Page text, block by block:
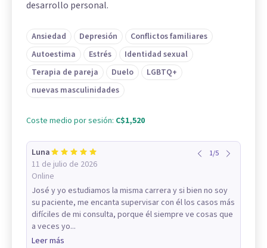
desarrollo personal.
Ansiedad Depresión
Conflictos familiares
Autoestima
Estrés
Identidad sexual
Terapia de pareja
Duelo
LGBTQ+
nuevas masculinidades
Coste medio por sesión: C$1,520
Luna
11 de julio de 2026
Online
1/5
José y yo estudiamos la misma carrera y si bien no soy
su paciente, me encanta supervisar con él los casos más
difíciles de mi consulta, porque él siempre ve cosas que
a veces yo...
Leer más